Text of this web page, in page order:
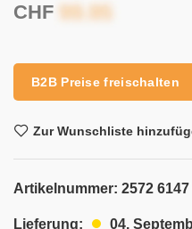
CHF
B2B Preise freischalten
Zur Wunschliste
Artikelnummer: 2572
Lieferung: 04.